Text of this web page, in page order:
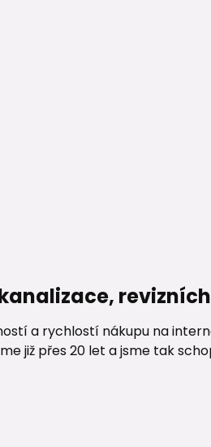
a rychlostí nákupu na
již přes 20 let a jsme tak